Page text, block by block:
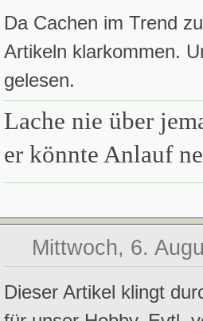
Da Cachen im Trend
Artikeln klarkommen.
gelesen.
Lache nie über
er könnte Anlauf
Mittwoch, 6.
Dieser Artikel klingt